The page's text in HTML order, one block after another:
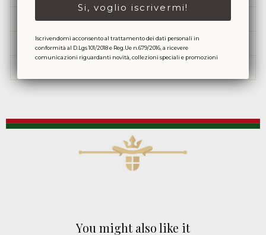
DELIVERY & RETURNS
DO YOU NEED AN INVOICE?
You might also like it
Si, voglio iscrivermi!
Iscrivendomi acconsento al trattamento dei dati personali in
conformità al D.Lgs 101/2018 e Reg.Ue n.679/2016, a ricevere
comunicazioni riguardanti novità, collezioni speciali e promozioni